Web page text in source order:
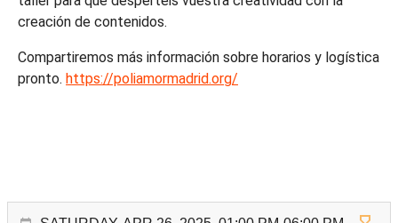
creación de contenidos.
Compartiremos más información sobre horarios y logística
pronto. https://poliamormadrid.org/